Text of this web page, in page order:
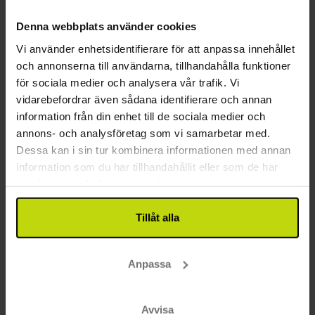
Denna webbplats använder cookies
Vi använder enhetsidentifierare för att anpassa innehållet
och annonserna till användarna, tillhandahålla funktioner
för sociala medier och analysera vår trafik. Vi
vidarebefordrar även sådana identifierare och annan
information från din enhet till de sociala medier och
annons- och analysföretag som vi samarbetar med.
Dessa kan i sin tur kombinera informationen med annan
information som du har tillhandahållit eller som de har
Tillåt alla
Anpassa
Avvisa
gott i ett dubbel- eller enkelrum med mjuka sängar,
eget badrum, gratis toalettartiklar och hårtork.
Rummen har också gratis Wi-Fi, platt-TV och
luftkonditionering för en trivsam och avkopplande
vistelse.
Övrigt
Gratis parkering
Wifi
Hiss
Byggår: 2020
P-hus
Motorcykelförvaring
Våningar: 5
Restaurang
Endast frukostrestaurang
Möjlighet till laktosfri kost
Möjlighet till vegetarisk kost